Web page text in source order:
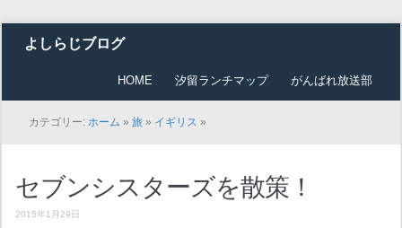
よしらじブログ
HOME 汐留ランチマップ がんばれ放送部
カテゴリー:ホーム »旅 » イギリス »
セブンシスターズを散策！
2015年1月29日